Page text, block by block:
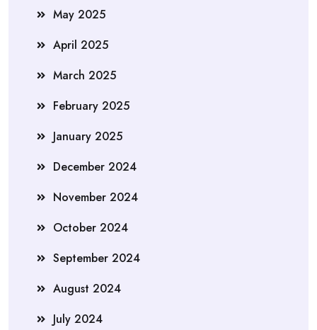
May 2025
April 2025
March 2025
February 2025
January 2025
December 2024
November 2024
October 2024
September 2024
August 2024
July 2024